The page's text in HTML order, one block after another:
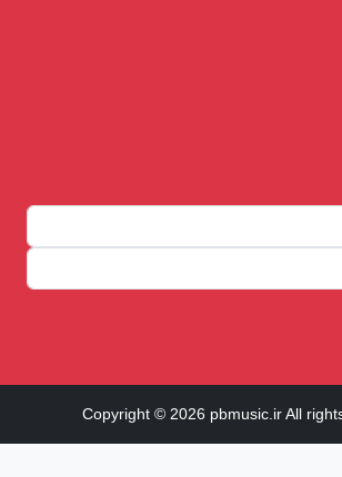
Copyright © 2026 pbmusic.ir All